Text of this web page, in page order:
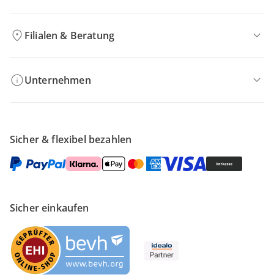
Filialen & Beratung
Unternehmen
Sicher & flexibel bezahlen
Sicher einkaufen